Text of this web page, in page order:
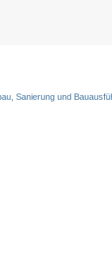
Sanierung und